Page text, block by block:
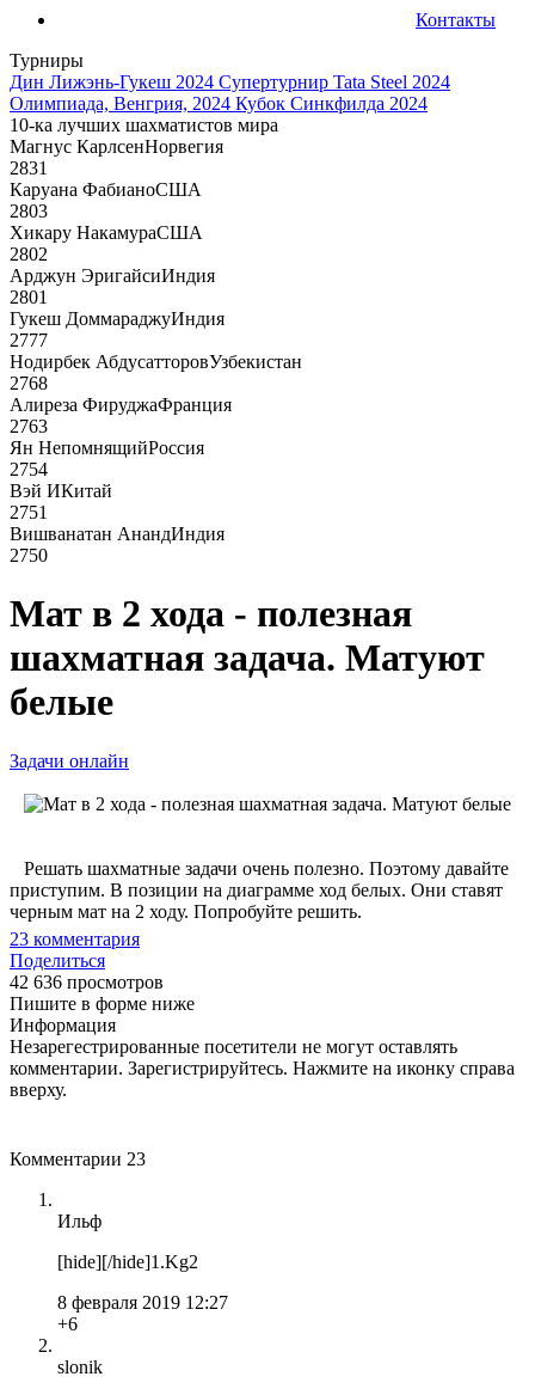
Контакты
Турниры
Дин Лижэнь-Гукеш 2024 Супертурнир Tata Steel 2024
Олимпиада, Венгрия, 2024 Кубок Синкфилда 2024
10-ка лучших шахматистов мира
Магнус КарлсенНорвегия
2831
Каруана ФабианоСША
2803
Хикару НакамураСША
2802
Арджун ЭригайсиИндия
2801
Гукеш ДоммараджуИндия
2777
Нодирбек АбдусатторовУзбекистан
2768
Алиреза ФируджаФранция
2763
Ян НепомнящийРоссия
2754
Вэй ИКитай
2751
Вишванатан АнандИндия
2750
Мат в 2 хода - полезная
шахматная задача. Матуют
белые
Задачи онлайн
Решать шахматные задачи очень полезно. Поэтому давайте
приступим. В позиции на диаграмме ход белых. Они ставят
черным мат на 2 ходу. Попробуйте решить.
23 комментария
Поделиться
42 636 просмотров
Пишите в форме ниже
Информация
Незарегестрированные посетители не могут оставлять
комментарии. Зарегистрируйтесь. Нажмите на иконку справа
вверху.
Комментарии 23
Ильф
[hide][/hide]1.Kg2
8 февраля 2019 12:27
+6
slonik